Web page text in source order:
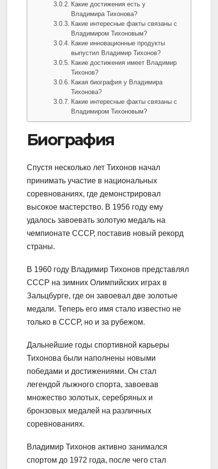
Какие достижения есть у
Владимира Тихонова?
Какие интересные факты связаны с
Владимиром Тихоновым?
Какие инновационные продукты
выпустил Владимир Тихонов?
Какие достижения имеет Владимир
Тихонов?
Какая биография у Владимира
Тихонова?
Какие интересные факты связаны с
Владимиром Тихоновым?
Биография
Спустя несколько лет Тихонов начал
принимать участие в национальных
соревнованиях, где демонстрировал
высокое мастерство. В 1956 году ему
удалось завоевать золотую медаль на
чемпионате СССР, поставив новый рекорд
страны.
В 1960 году Владимир Тихонов представлял
СССР на зимних Олимпийских играх в
Зальцбурге, где он завоевал две золотые
медали. Теперь его имя стало известно не
только в СССР, но и за рубежом.
Дальнейшие годы спортивной карьеры
Тихонова были наполнены новыми
победами и достижениями. Он стал
легендой лыжного спорта, завоевав
множество золотых, серебряных и
бронзовых медалей на различных
соревнованиях.
Владимир Тихонов активно занимался
спортом до 1972 года, после чего стал